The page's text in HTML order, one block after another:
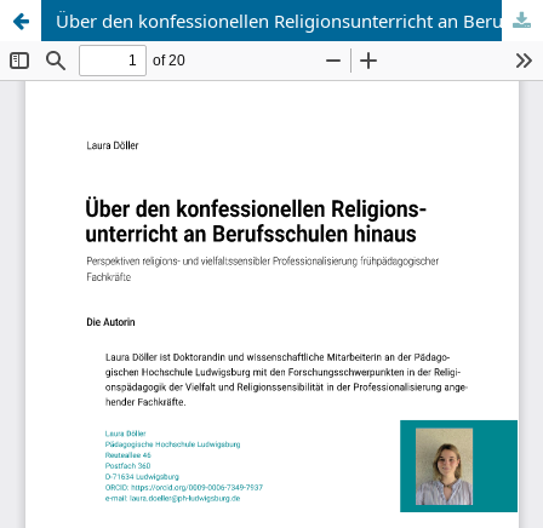
Über den konfessionellen Religionsunterricht an Berufsschulen hinaus